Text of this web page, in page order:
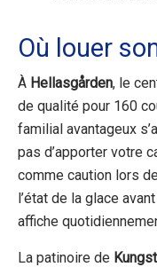
Où louer
À Hellasgården, le
de qualité pour 160
familial avantageux
pas d’apporter votre
comme caution lors
l’état de la glace
affiche
La patinoire de